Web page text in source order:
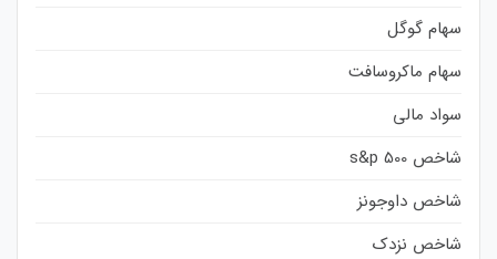
سهام گوگل
سهام ماکروسافت
سواد مالی
شاخص s&p 500
شاخص داوجونز
شاخص نزدک